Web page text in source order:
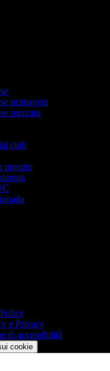
primavera
mercato
club
prestito
e Privacy
di accessibilità
cookie